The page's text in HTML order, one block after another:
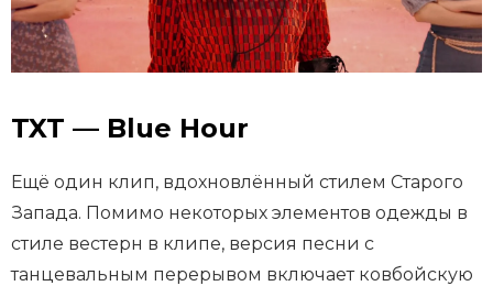
TXT — Blue Hour
Ещё один клип, вдохновлённый стилем Старого
Запада. Помимо некоторых элементов одежды в
стиле вестерн в клипе, версия песни с
танцевальным перерывом включает ковбойскую